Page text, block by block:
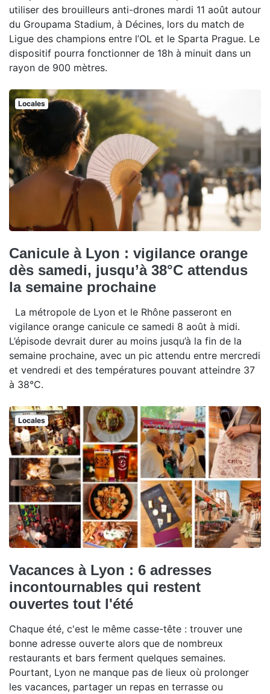
utiliser des brouilleurs anti-drones mardi 11 août autour
du Groupama Stadium, à Décines, lors du match de
Ligue des champions entre l’OL et le Sparta Prague. Le
dispositif pourra fonctionner de 18h à minuit dans un
rayon de 900 mètres.
Locales
Canicule à Lyon : vigilance orange
dès samedi, jusqu’à 38°C attendus
la semaine prochaine
La métropole de Lyon et le Rhône passeront en
vigilance orange canicule ce samedi 8 août à midi.
L’épisode devrait durer au moins jusqu’à la fin de la
semaine prochaine, avec un pic attendu entre mercredi
et vendredi et des températures pouvant atteindre 37
à 38°C.
Locales
Vacances à Lyon : 6 adresses
incontournables qui restent
ouvertes tout l'été
Chaque été, c'est le même casse-tête : trouver une
bonne adresse ouverte alors que de nombreux
restaurants et bars ferment quelques semaines.
Pourtant, Lyon ne manque pas de lieux où prolonger
les vacances, partager un repas en terrasse ou